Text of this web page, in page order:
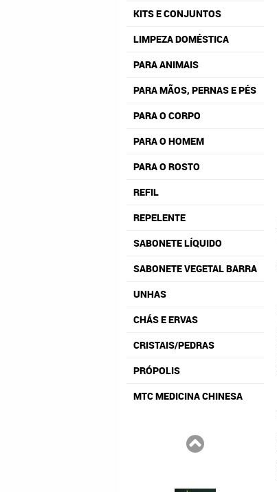
KITS E CONJUNTOS
LIMPEZA DOMÉSTICA
PARA ANIMAIS
PARA MÃOS, PERNAS E PÉS
PARA O CORPO
PARA O HOMEM
PARA O ROSTO
REFIL
REPELENTE
SABONETE LÍQUIDO
SABONETE VEGETAL BARRA
UNHAS
CHÁS E ERVAS
CRISTAIS/PEDRAS
PRÓPOLIS
MTC MEDICINA CHINESA